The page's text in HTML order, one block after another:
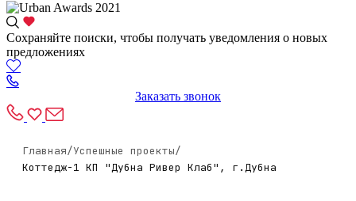
Сохраняйте поиски, чтобы получать уведомления о новых
предложениях
Заказать звонок
Главная/Успешные проекты/
Коттедж-1 КП "Дубна Ривер Клаб", г.Дубна